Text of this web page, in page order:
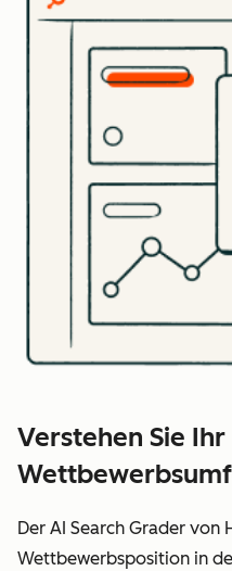
Verstehen Sie Ihr
Der AI Search Grader von
Wettbewerbsposition in